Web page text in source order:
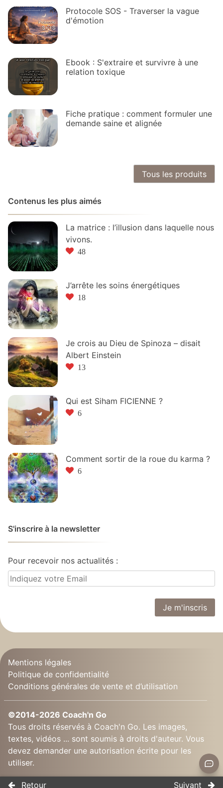
Protocole SOS - Traverser la vague
d'émotion
Ebook : S'extraire et survivre à une
relation toxique
Fiche pratique : comment formuler une
demande saine et alignée
Tous les produits
Contenus les plus aimés
La matrice : l’illusion dans laquelle nous
vivons.
48
J’arrête les soins énergétiques
18
Je crois au Dieu de Spinoza – disait
Albert Einstein
13
Qui est Siham FICIENNE ?
6
Comment sortir de la roue du karma ?
6
S'inscrire à la newsletter
Pour recevoir nos actualités :
Mentions légales
Politique de confidentialité
Conditions générales de vente et d’utilisation
©2014-2026 Coach'n Go
Tous droits réservés à Coach'n Go. Les images,
textes, vidéos ... sont soumis à droits d'auteur. Vous
devez demander une autorisation écrite pour les
utiliser.